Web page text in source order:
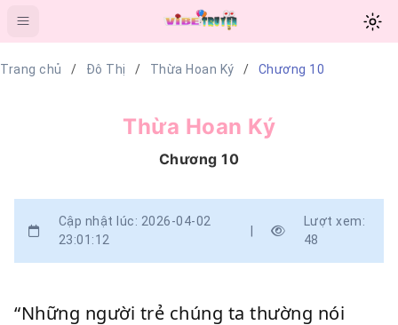
Trang chủ Đô Thị Thừa Hoan Ký Chương 10
Thừa Hoan Ký
Chương 10
Cập nhật lúc: 2026-04-02
23:01:12
|
Lượt xem:
48
“Những người trẻ chúng ta thường nói